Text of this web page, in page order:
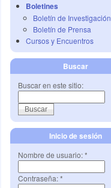
Boletines
Boletín de Investigación
Boletín de Prensa
Cursos y Encuentros
Buscar
Buscar en este sitio:
Inicio de sesión
Nombre de usuario:*
Contraseña:*